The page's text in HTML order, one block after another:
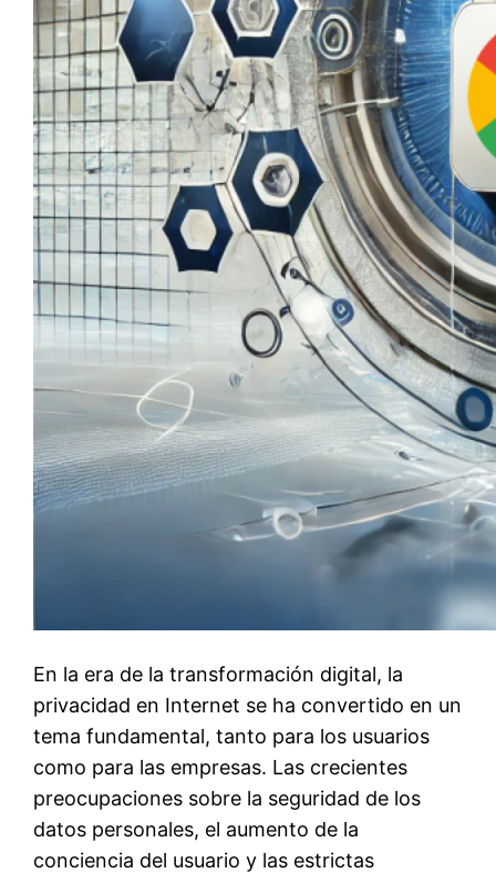
En la era de la transformación digital, la
privacidad en Internet se ha convertido en un
tema fundamental, tanto para los usuarios
como para las empresas. Las crecientes
preocupaciones sobre la seguridad de los
datos personales, el aumento de la
conciencia del usuario y las estrictas